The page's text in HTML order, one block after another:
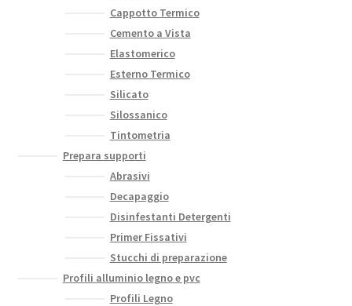
Cappotto Termico
Cemento a Vista
Elastomerico
Esterno Termico
Silicato
Silossanico
Tintometria
Prepara supporti
Abrasivi
Decapaggio
Disinfestanti Detergenti
Primer Fissativi
Stucchi di preparazione
Profili alluminio legno e pvc
Profili Legno